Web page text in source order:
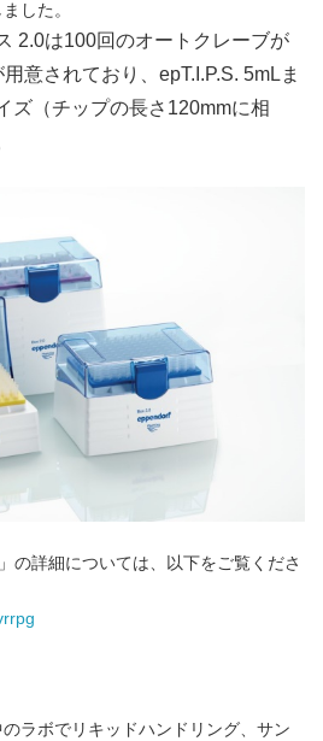
した。
2.0は100回のオートクレーブが
意されており、epT.I.P.S. 5mLま
ズ（チップの長さ120mmに相
の詳細については、以下をご覧くださ
ラボでリキッドハンドリング、サン